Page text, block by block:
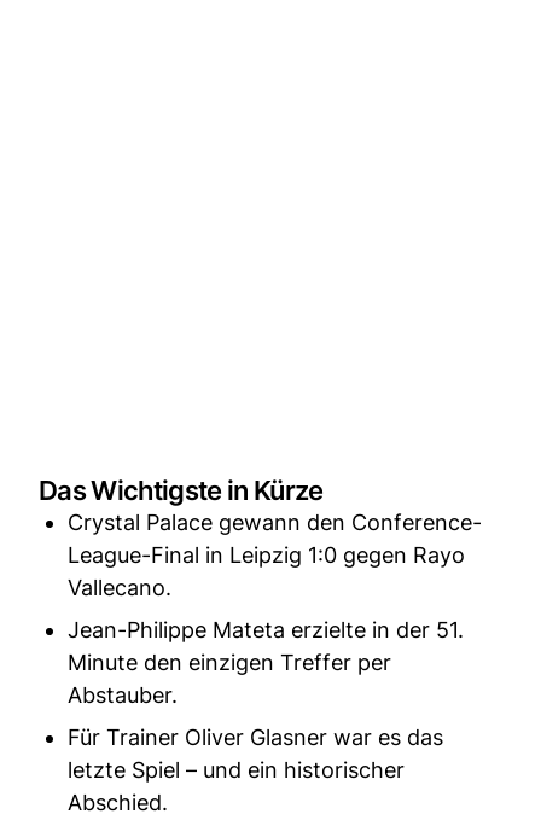
Das Wichtigste in Kürze
Crystal Palace gewann den Conference-
League-Final in Leipzig 1:0 gegen Rayo
Vallecano.
Jean-Philippe Mateta erzielte in der 51.
Minute den einzigen Treffer per
Abstauber.
Für Trainer Oliver Glasner war es das
letzte Spiel – und ein historischer
Abschied.